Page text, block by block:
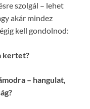
szolgál – lehet
akár mindez
kell gondolnod:
kertet?
– hangulat,